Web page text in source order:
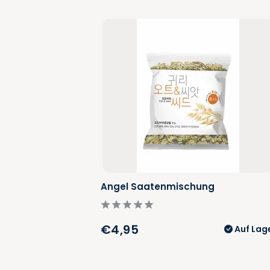
Angel Saatenmischung
€4,95 Auf